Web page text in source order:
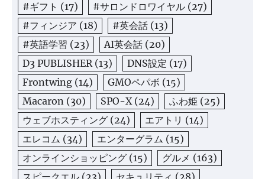
#ギフト (17) #サロンドロワイヤル (27)
#フィンジア (18) #英会話 (13)
#英語学習 (23) AI英会話 (20)
D3 PUBLISHER(13) DNS設定 (17)
Frontwing (14) GMOペパボ (15)
Macaron (30) SPO-X(24) ふわ姫 (25)
ウェブホスティング (24) エアトリ (14)
エレコム (34) エンターグラム (15)
オンラインショッピング (15) グルメ (163)